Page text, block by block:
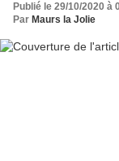
Publié le 29/10/2020 à
Par Maurs la Jolie